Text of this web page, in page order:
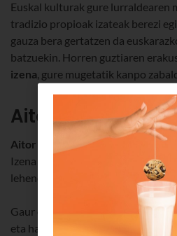
Euskal kulturak gure lurraldearen
tradizio propioak izateak berezi
gauza bera gertatzen da
batzuekin. Horren guztiaren
izena, gure mugetatik kanpo
Aitor izenaren
Aitor izenak euskaran eta gure
Izena La lègende d´Aitor (1845)
lehenengoz. Obra horretan,
Gaur egun, 52.000 pertsonak
eta haietako gehienak gure